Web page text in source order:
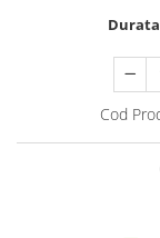
Cod